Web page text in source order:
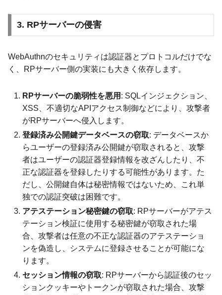
3. RPサーバーの侵害
WebAuthnのセキュリティは認証器とプロトコルだけでな
く、RPサーバー側の実装にも大きく依存します。
RPサーバーの脆弱性を悪用 : SQLインジェクション、
XSS、不適切なAPIアクセス制御などにより、攻撃者
がRPサーバーへ侵入します。
登録済み公開鍵データベースの窃取: データベースか
らユーザーの登録済み公開鍵が窃取されると、攻撃
者はユーザーの認証器登録情報を改ざんしたり、不
正な認証器を登録したりする可能性があります。た
だし、公開鍵自体は秘密情報ではないため、これ単
独での認証突破は困難です。
アテステーション秘密鍵の窃取: RPサーバーがアテス
テーション検証に使用する秘密鍵が窃取された場
合、攻撃者は任意の不正な認証器のアテステーショ
ンを偽造し、システムに登録させることが可能にな
ります。
セッション情報の窃取: RPサーバーから認証後のセッ
ションクッキーやトークンが窃取された場合、攻撃